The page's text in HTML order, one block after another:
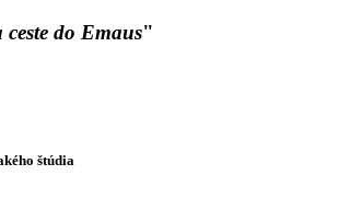
ceste do Emaus"
štúdia